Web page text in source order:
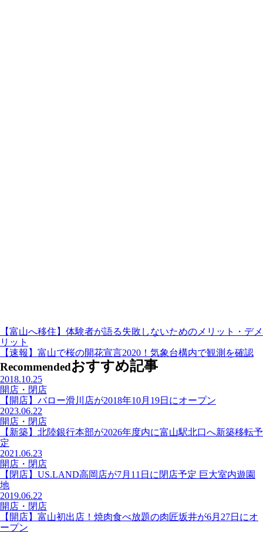
【富山へ移住】体験者が語る失敗しないためのメリット・デメ
リット
【速報】富山で桜の開花宣言2020！気象台構内で観測を確認
Recommendedおすすめ記事
2018.10.25
開店・閉店
【開店】バロー滑川店が2018年10月19日にオープン
2023.06.22
開店・閉店
【新築】北陸銀行本部が2026年度内に富山駅北口へ新築移転予
定
2021.06.23
開店・閉店
【閉店】US.LAND高岡店が7月11日に閉店予定 巨大室内遊園
地
2019.06.22
開店・閉店
【開店】富山初出店！焼肉食べ放題の肉匠坂井が6月27日にオ
ープン